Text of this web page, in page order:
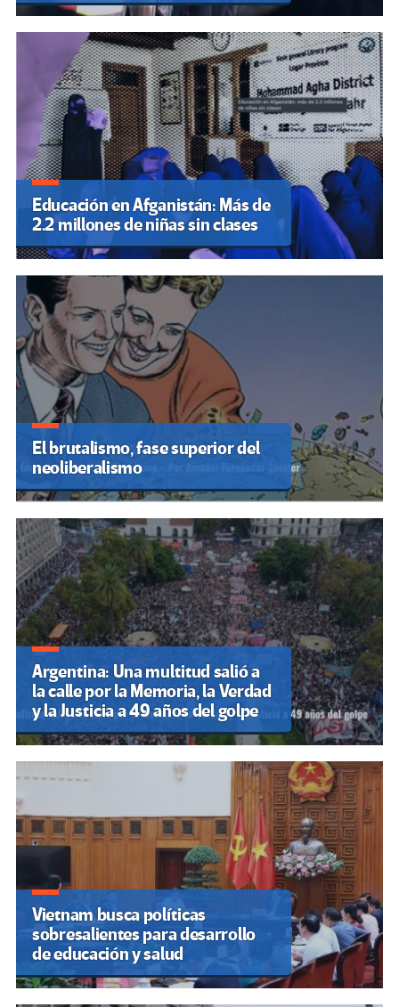
Educación en Afganistán: Más de
2.2 millones de niñas sin clases
El brutalismo, fase superior del
neoliberalismo
Argentina: Una multitud salió a
la calle por la Memoria, la Verdad
y la Justicia a 49 años del golpe
Vietnam busca políticas
sobresalientes para desarrollo
de educación y salud